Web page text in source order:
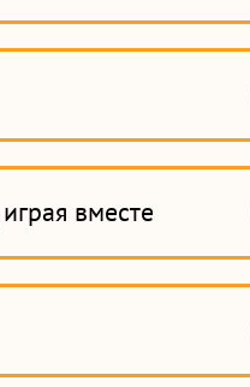
вместе